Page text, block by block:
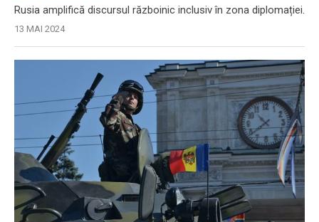
Rusia amplifică discursul războinic inclusiv în zona diplomației.
13 MAI 2024